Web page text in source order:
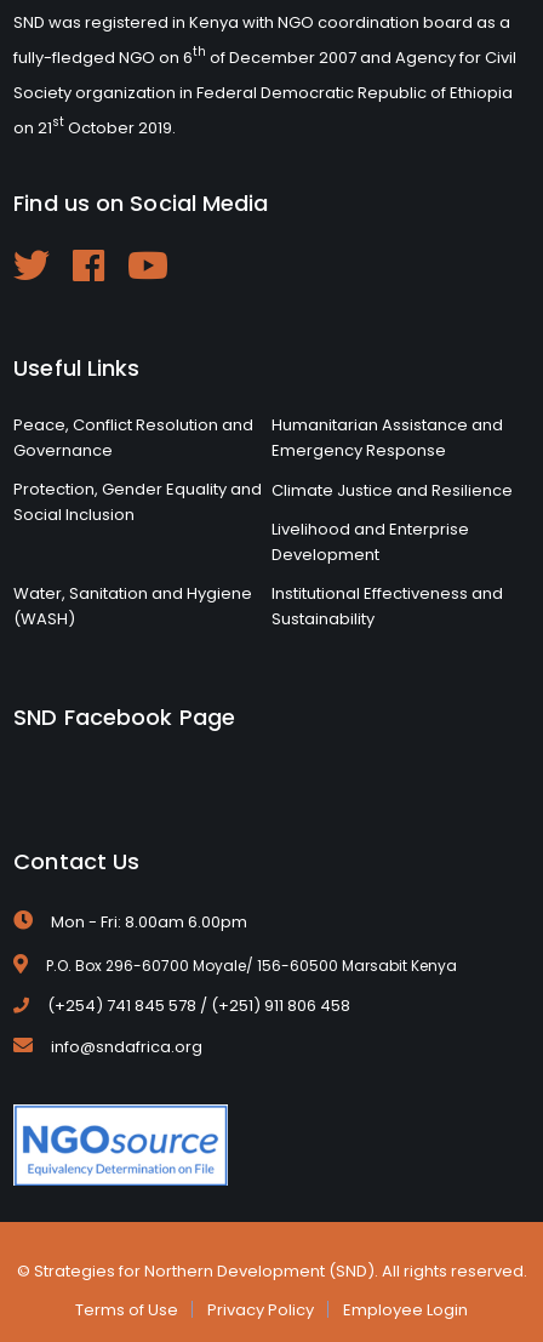
SND was registered in Kenya with NGO coordination board as a
fully-fledged NGO on 6th of December 2007 and Agency for Civil
Society organization in Federal Democratic Republic of Ethiopia
on 21st October 2019.
Find us on Social Media
Useful Links
Peace, Conflict Resolution and
Governance
Humanitarian Assistance and
Emergency Response
Protection, Gender Equality and
Social Inclusion
Climate Justice and Resilience
Livelihood and Enterprise
Development
Water, Sanitation and Hygiene
(WASH)
Institutional Effectiveness and
Sustainability
SND Facebook Page
Contact Us
Mon - Fri: 8.00am 6.00pm
P.O. Box 296-60700 Moyale/ 156-60500 Marsabit Kenya
(+254) 741 845 578 / (+251) 911 806 458
info@sndafrica.org
© Strategies for Northern Development (SND). All rights reserved.
Terms of Use
Privacy Policy Employee Login